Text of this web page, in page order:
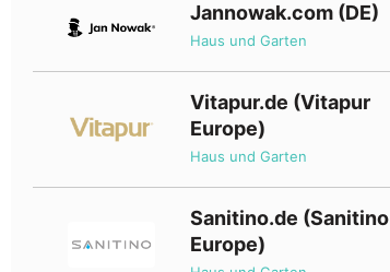
Jannowak.com (DE)
Haus und Garten
Vitapur.de (Vitapur
Europe)
Haus und Garten
Sanitino.de (Sanitino
Europe)